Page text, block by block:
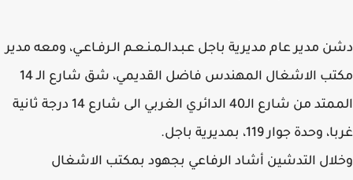
مدير عام مديرية باجل عـبـدالـمـنـعـم الـرفـاعـي، ومعه مدير
مكتب الاشغال المهندس فاضل القديمي، شق شارع الـ 14
الممتد من شارع الـ40 الدائري الغربي الى شارع 14 درجة ثانية
جوار 119، بمديرية باجل.
التدشين أشاد الرفاعي بجهود بمكتب الاشغال